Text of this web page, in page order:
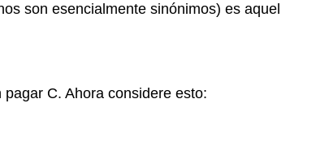
son esencialmente sinónimos) es aquel
C. Ahora considere esto: